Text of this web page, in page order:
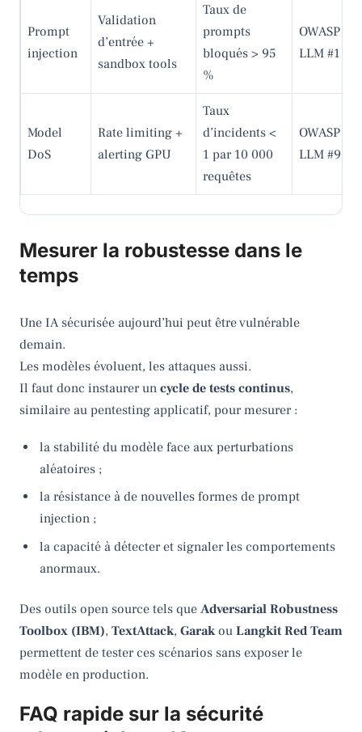
Prompt
injection
Validation
d’entrée +
sandbox tools
Taux de
prompts
bloqués > 95
%
OWASP
LLM #1
Model
DoS
Rate limiting +
alerting GPU
Taux
d’incidents <
1 par 10 000
requêtes
OWASP
LLM #9
Mesurer la robustesse dans le
temps
Une IA sécurisée aujourd’hui peut être vulnérable
demain.
Les modèles évoluent, les attaques aussi.
Il faut donc instaurer un cycle de tests continus,
similaire au pentesting applicatif, pour mesurer :
la stabilité du modèle face aux perturbations
aléatoires ;
la résistance à de nouvelles formes de prompt
injection ;
la capacité à détecter et signaler les comportements
anormaux.
Des outils open source tels que Adversarial Robustness
Toolbox (IBM), TextAttack, Garakou Langkit Red Team
permettent de tester ces scénarios sans exposer le
modèle en production.
FAQ rapide sur la sécurité